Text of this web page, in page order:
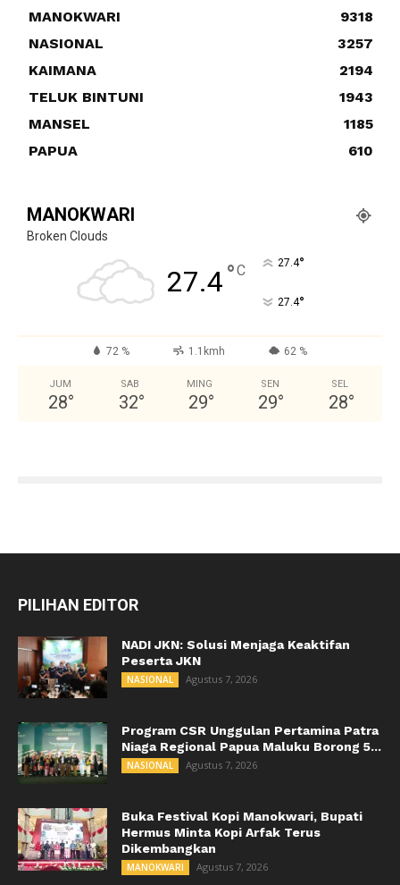
MANOKWARI
9318
NASIONAL
3257
KAIMANA
2194
TELUK BINTUNI
1943
MANSEL
1185
PAPUA
610
MANOKWARI
Broken Clouds
27.4°C 27.4°
27.4°
72 % 1.1kmh 62 %
JUM
28°
SAB
32°
MING
29°
SEN
29°
SEL
28°
PILIHAN EDITOR
NADI JKN: Solusi Menjaga Keaktifan
Peserta JKN
NASIONAL Agustus 7, 2026
Program CSR Unggulan Pertamina Patra
Niaga Regional Papua Maluku Borong 5...
NASIONAL Agustus 7, 2026
Buka Festival Kopi Manokwari, Bupati
Hermus Minta Kopi Arfak Terus
Dikembangkan
MANOKWARI Agustus 7, 2026